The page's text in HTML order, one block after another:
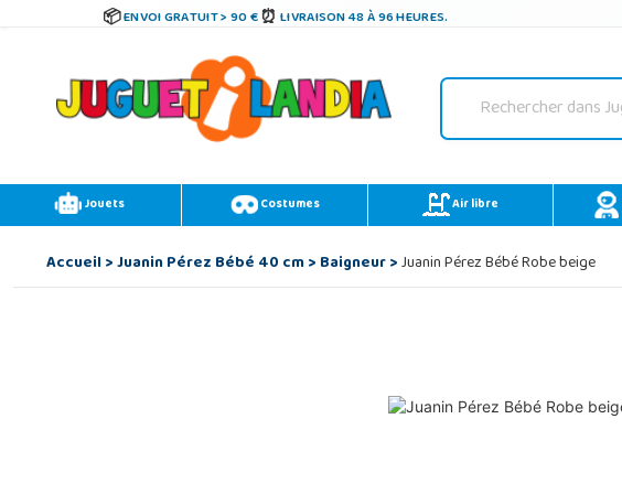
ENVOI GRATUIT > 90 € LIVRAISON 48 À 96 HEURES.
Jouets Costumes Air libre
Accueil>Juanin Pérez Bébé 40 cm>Baigneur>Juanin Pérez Bébé Robe beige